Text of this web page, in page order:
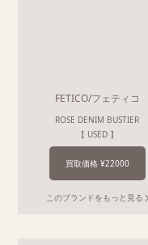
FETICO/フェティコ
ROSE DENIM BUSTIER
【 USED 】
買取価格 ¥22000
このブランドをもっと見る